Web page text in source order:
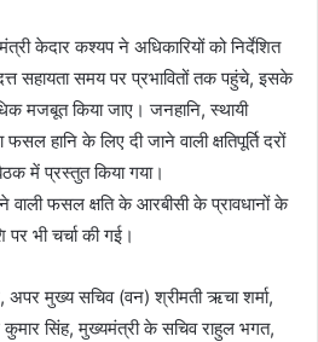
केदार कश्यप ने अधिकारियों को निर्देशित
सहायता समय पर प्रभावितों तक पहुंचे, इसके
मजबूत किया जाए। जनहानि, स्थायी
हानि के लिए दी जाने वाली क्षतिपूर्ति दरों
में प्रस्तुत किया गया।
फसल क्षति के आरबीसी के प्रावधानों के
पर भी चर्चा की गई।
मुख्य सचिव (वन) श्रीमती ऋचा शर्मा,
सिंह, मुख्यमंत्री के सचिव राहुल भगत,